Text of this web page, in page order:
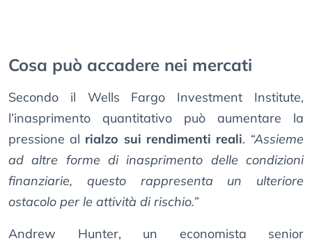
Cosa può accadere nei mercati
Secondo il Wells Fargo Investment Institute,
l’inasprimento quantitativo può aumentare la
pressione al rialzo sui rendimenti reali. “Assieme
ad altre forme di inasprimento delle condizioni
finanziarie, questo rappresenta un ulteriore
ostacolo per le attività di rischio.”
Andrew Hunter, un economista senior